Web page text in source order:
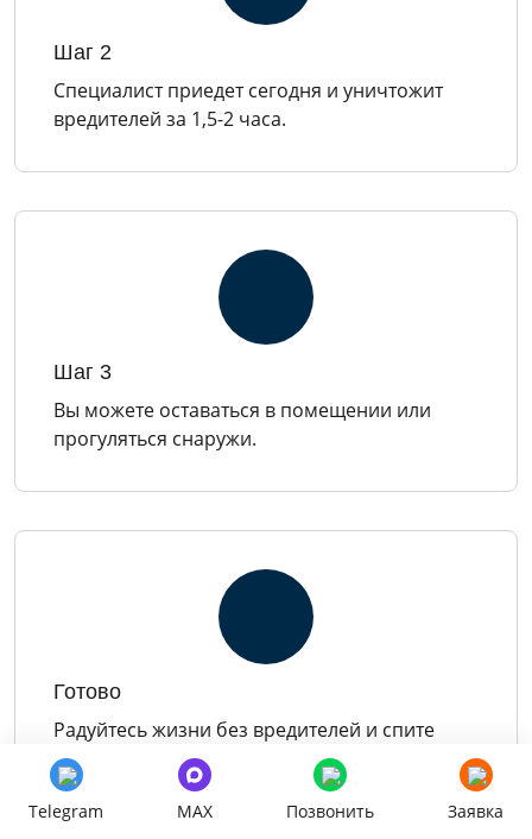
Шаг 2
Специалист приедет сегодня и уничтожит
вредителей за 1,5-2 часа.
Шаг 3
Вы можете оставаться в помещении или
прогуляться снаружи.
Готово
Радуйтесь жизни без вредителей и спите
спокойно!
Telegram MAX Позвонить Заявка